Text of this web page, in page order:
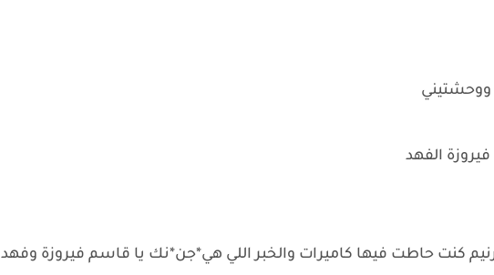
ووحشتيني
الفهد
كنت حاطت فيها كاميرات والخبر اللي هي*جن*نك يا قاسم فيروزة وفهد